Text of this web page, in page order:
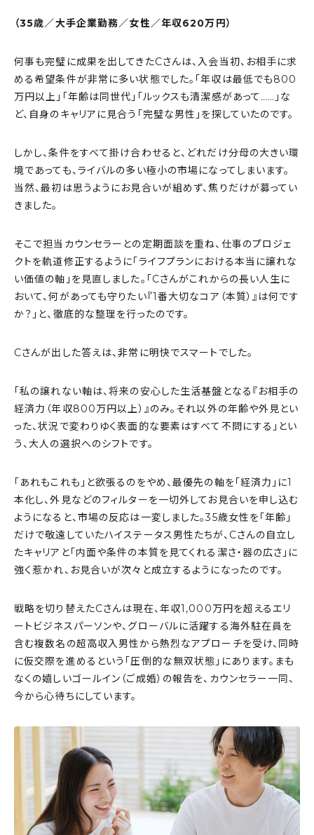
（35歳／大手企業勤務／女性／年収620万円）
何事も完璧に成果を出してきたCさんは、入会当初、お相手に求
める希望条件が非常に多い状態でした。「年収は最低でも800
万円以上」「年齢は同世代」「ルックスも清潔感があって……」な
ど、自身のキャリアに見合う「完璧な男性」を探していたのです。
しかし、条件をすべて掛け合わせると、どれだけ分母の大きい環
境であっても、ライバルの多い極小の市場になってしまいます。
当然、最初は思うようにお見合いが組めず、焦りだけが募ってい
きました。
そこで担当カウンセラーとの定期面談を重ね、仕事のプロジェ
クトを軌道修正するように「ライフプランにおける本当に譲れな
い価値の軸」を見直しました。「Cさんがこれからの長い人生に
おいて、何があっても守りたい『1番大切なコア（本質）』は何です
か？」と、徹底的な整理を行ったのです。
Cさんが出した答えは、非常に明快でスマートでした。
「私の譲れない軸は、将来の安心した生活基盤となる『お相手の
経済力（年収800万円以上）』のみ。それ以外の年齢や外見とい
った、状況で変わりゆく表面的な要素はすべて不問にする」とい
う、大人の選択へのシフトです。
「あれもこれも」と欲張るのをやめ、最優先の軸を「経済力」に1
本化し、外見などのフィルターを一切外してお見合いを申し込む
ようになると、市場の反応は一変しました。35歳女性を「年齢」
だけで敬遠していたハイステータス男性たちが、Cさんの自立し
たキャリアと「内面や条件の本質を見てくれる潔さ・器の広さ」に
強く惹かれ、お見合いが次々と成立するようになったのです。
戦略を切り替えたCさんは現在、年収1,000万円を超えるエリ
ートビジネスパーソンや、グローバルに活躍する海外駐在員を
含む複数名の超高収入男性から熱烈なアプローチを受け、同時
に仮交際を進めるという「圧倒的な無双状態」にあります。まも
なくの嬉しいゴールイン（ご成婚）の報告を、カウンセラー一同、
今から心待ちにしています。